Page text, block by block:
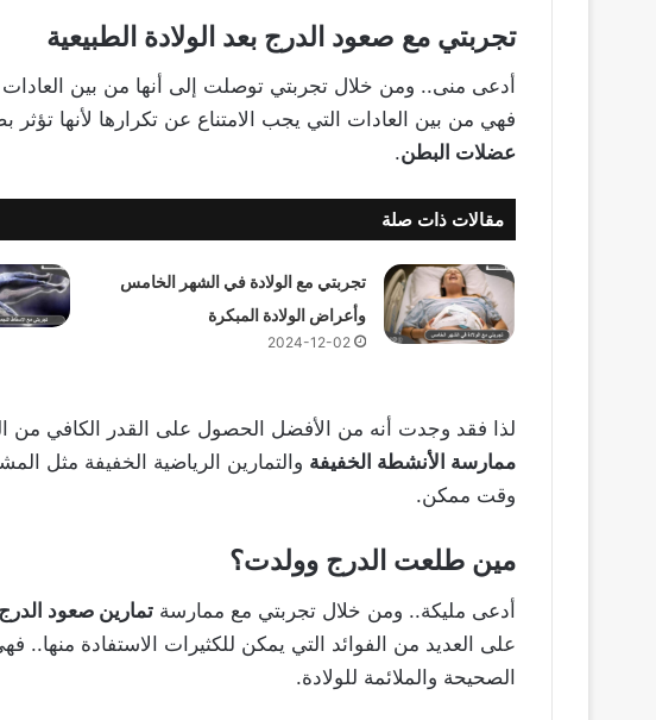
تجربتي مع صعود الدرج بعد الولادة الطبيعية
أدعى منى.. ومن خلال تجربتي توصلت إلى أنها من بين العادات
فهي من بين العادات التي يجب الامتناع عن تكرارها لأنها
عضلات البطن.
مقالات ذات صلة
تجربتي مع الولادة في الشهر الخامس
وأعراض الولادة المبكرة
2024-12-02
لذا فقد وجدت أنه من الأفضل الحصول على القدر الكافي من
ممارسة الأنشطة الخفيفة والتمارين الرياضية الخفيفة مثل
وقت ممكن.
مين طلعت الدرج وولدت؟
أدعى مليكة.. ومن خلال تجربتي مع ممارسة تمارين صعود الدرج
على العديد من الفوائد التي يمكن للكثيرات الاستفادة منها..
الصحيحة والملائمة للولادة.